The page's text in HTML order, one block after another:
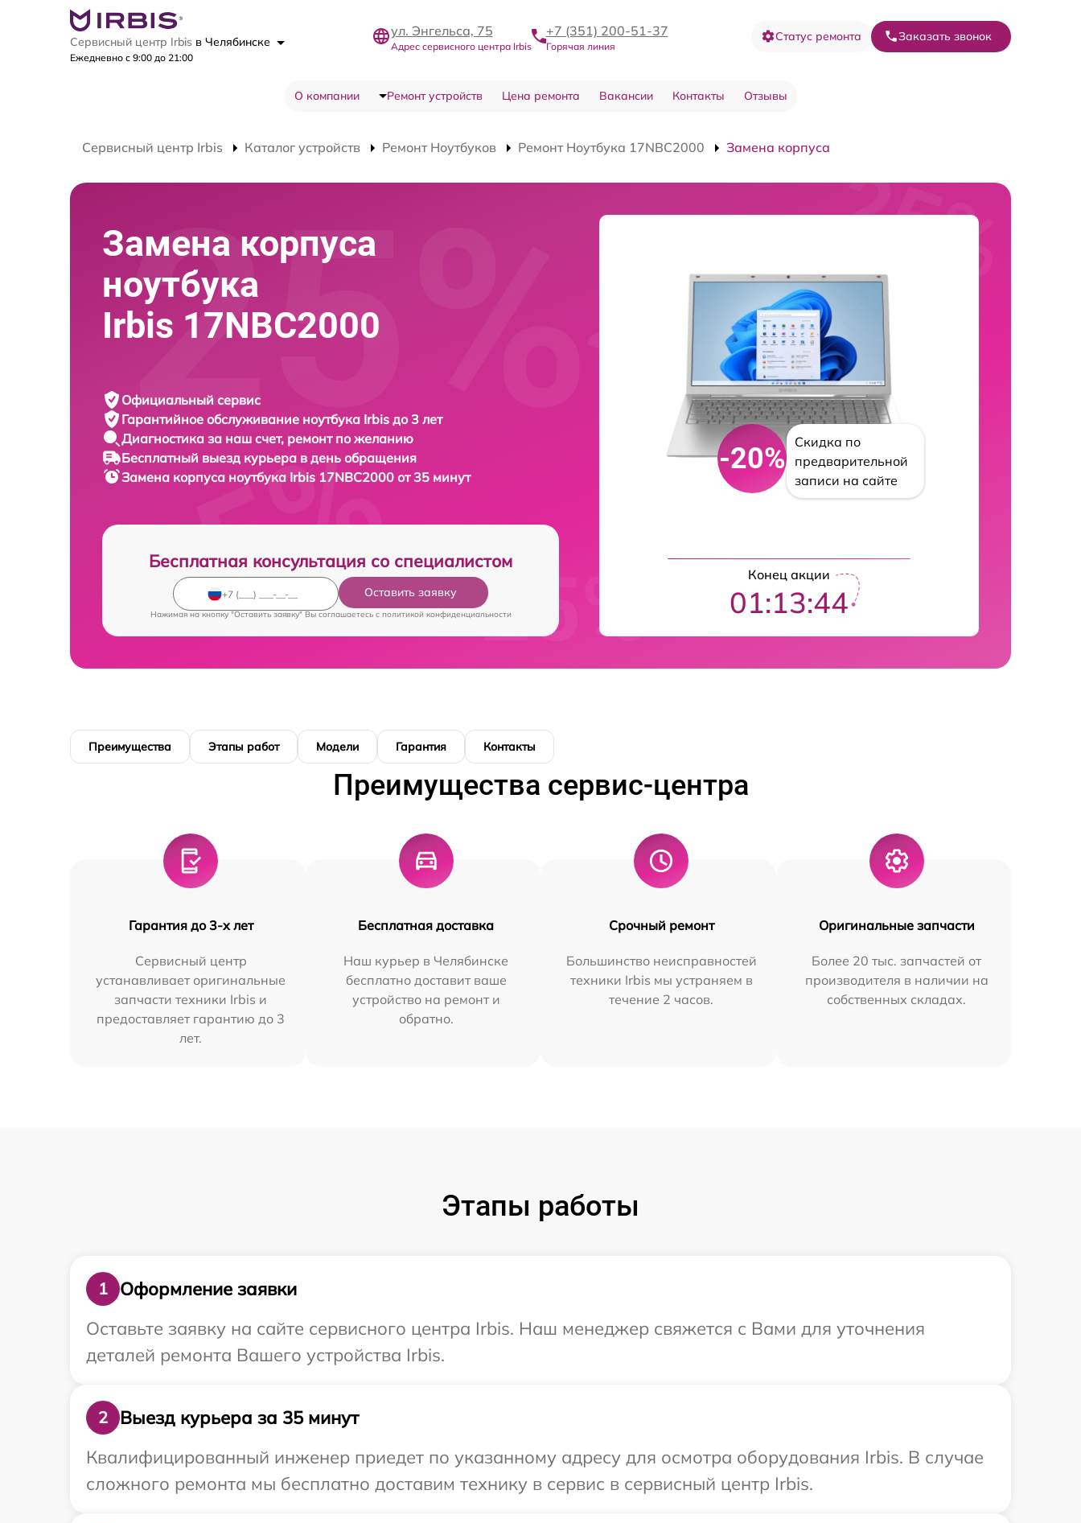
Сервисный центр Irbis в Челябинске
Ежедневно с 9:00 до 21:00
ул. Энгельса, 75
Адрес сервисного центра Irbis
+7 (351) 200-51-37
Горячая линия
Статус ремонта Заказать звонок
О компании Ремонт устройств Цена ремонта Вакансии Контакты Отзывы
Сервисный центр Irbis Каталог устройств Ремонт Ноутбуков Ремонт Ноутбука 17NBC2000 Замена корпуса
Замена корпуса
ноутбука
Irbis 17NBC2000
Официальный сервис
Гарантийное обслуживание ноутбука Irbis до 3 лет
Диагностика за наш счет, ремонт по желанию
Бесплатный выезд курьера в день обращения
Замена корпуса ноутбука Irbis 17NBC2000 от 35 минут
Бесплатная консультация со специалистом
Оставить заявку
Нажимая на кнопку "Оставить заявку" Вы соглашаетесь c политикой конфиденциальности
-20%
Скидка по
предварительной
записи на сайте
Конец акции
01:13:43
Преимущества Этапы работ Модели Гарантия Контакты
Преимущества сервис-центра
Гарантия до 3-х лет
Сервисный центр
устанавливает оригинальные
запчасти техники Irbis и
предоставляет гарантию до 3
лет.
Бесплатная доставка
Наш курьер в Челябинске
бесплатно доставит ваше
устройство на ремонт и
обратно.
Срочный ремонт
Большинство неисправностей
техники Irbis мы устраняем в
течение 2 часов.
Оригинальные запчасти
Более 20 тыс. запчастей от
производителя в наличии на
собственных складах.
Этапы работы
1
Оформление заявки
Оставьте заявку на сайте сервисного центра Irbis. Наш менеджер свяжется с Вами для уточнения
деталей ремонта Вашего устройства Irbis.
2
Выезд курьера за 35 минут
Квалифицированный инженер приедет по указанному адресу для осмотра оборудования Irbis. В случае
сложного ремонта мы бесплатно доставим технику в сервис в сервисный центр Irbis.